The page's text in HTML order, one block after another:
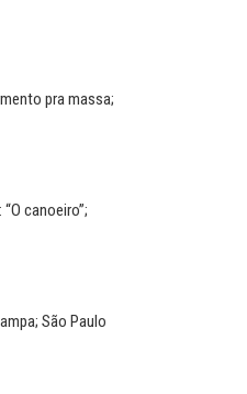
pra massa;
canoeiro”;
São Paulo